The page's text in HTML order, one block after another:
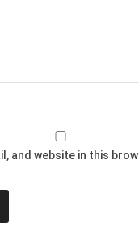
and website in this